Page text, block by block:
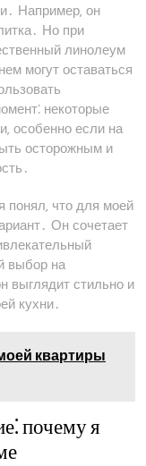
Например‚ он
Но при
линолеум
могут оставаться
некоторые
особенно если на
осторожным и
понял‚ что для моей
Он сочетает
выбор на
выглядит стильно и
кухни․
квартиры
почему я